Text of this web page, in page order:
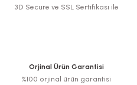
Ürün resmi kalitesiz, bozuk veya
Bu ürüne benzer farklı alternatifler
3D Secure ve SSL Sertifikası ile
Orjinal Ürün Garantisi
%100 orjinal ürün garantisi